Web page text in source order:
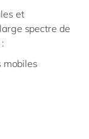
et
spectre de
mobiles